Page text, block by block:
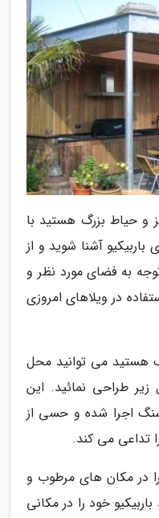
و حیاط بزرگ هستید با
آشنا شوید و از
به فضای مورد نظر و
در ویلاهای امروزی
هستید می توانید محل
زیر طراحی نمائید. این
سنگ اجرا شده و حسی از
تداعی می کند.
در مکان های مرطوب و
خود را در مکانی